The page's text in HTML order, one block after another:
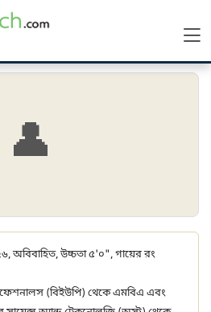
👤
অবিবাহিত, উচ্চতা ৫'০", গায়ের রং
(বিইউপি) থেকে এমবিএ এবং